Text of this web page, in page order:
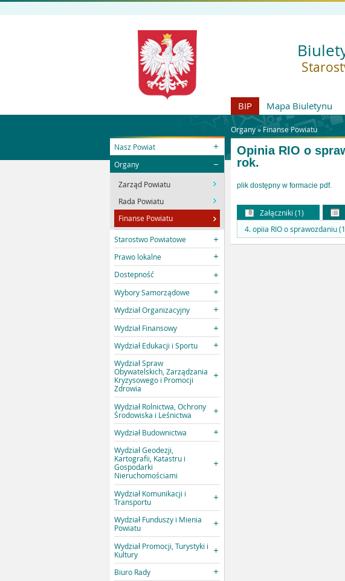
BIP Mapa Biuletynu
Organy » Finanse Powiatu
Nasz Powiat
Organy
Zarząd Powiatu
Rada Powiatu
Finanse Powiatu
Starostwo Powiatowe
Prawo lokalne
Dostepność
Wybory Samorządowe
Wydział Organizacyjny
Wydział Finansowy
Wydział Edukacji i Sportu
Wydział Spraw
Obywatelskich, Zarządzania
Kryzysowego i Promocji
Zdrowia
Wydział Rolnictwa, Ochrony
Środowiska i Leśnictwa
Wydział Budownictwa
Wydział Geodezji,
Kartografii, Katastru i
Gospodarki
Nieruchomościami
Wydział Komunikacji i
Transportu
Wydział Funduszy i Mienia
Powiatu
Wydział Promocji, Turystyki i
Kultury
Biuro Rady
Opinia RIO o
rok.
plik dostępny w formacie pdf.
Załączniki (1)
4. opiia RIO o sprawozdaniu